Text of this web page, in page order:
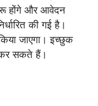
होंगे और आवेदन
की गई है।
जाएगा। इच्छुक
कर सकते हैं।